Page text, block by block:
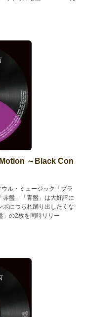
～Black Con
ル・ミュージック「ブラ
赤盤」「青盤」は大好評に
ポにつられ踊り出したくな
」の2枚を同時リリー